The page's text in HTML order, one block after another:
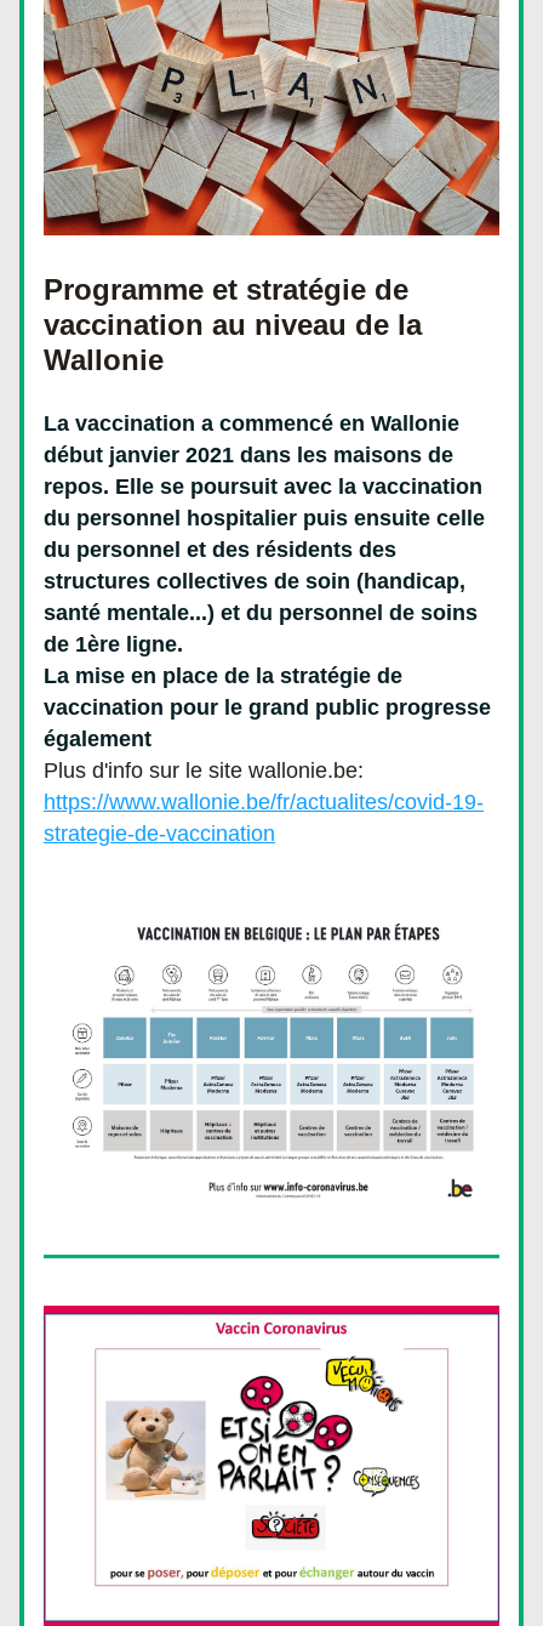
Programme et stratégie de
vaccination au niveau de la
Wallonie
La vaccination a commencé en Wallonie
début janvier 2021 dans les maisons de
repos. Elle se poursuit avec la vaccination
du personnel hospitalier puis ensuite celle
du personnel et des résidents des
structures collectives de soin (handicap,
santé mentale...) et du personnel de soins
de 1ère ligne.
La mise en place de la stratégie de
vaccination pour le grand public progresse
également
Plus d'info sur le site wallonie.be:
https://www.wallonie.be/fr/actualites/covid-19-
strategie-de-vaccination